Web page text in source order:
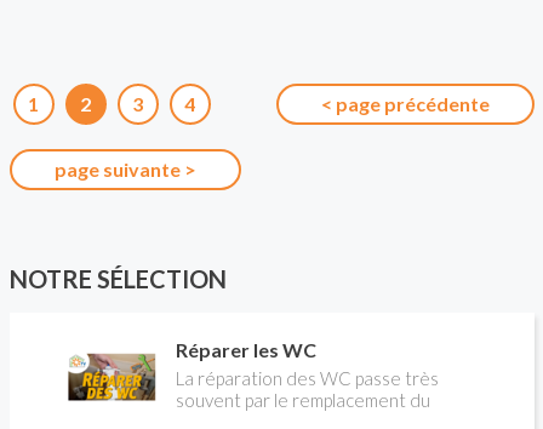
1 2 3 4 < page précédente
page suivante >
NOTRE SÉLECTION
Réparer les WC
La réparation des WC passe très
souvent par le remplacement du